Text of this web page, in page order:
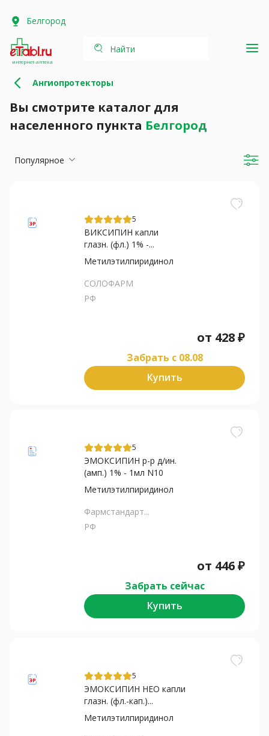
Белгород
интернет-аптека
Найти
Ангиопротекторы
Вы смотрите каталог для
населенного пункта Белгород
Популярное
5
ВИКСИПИН капли
глазн. (фл.) 1% -...
Метилэтилпиридинол
СОЛОФАРМ
РФ
от 428₽
Забрать c 08.08
Купить
5
ЭМОКСИПИН р-р д/ин.
(амп.) 1% - 1мл N10
Метилэтилпиридинол
Фармстандарт...
РФ
от 446₽
Забрать сейчас
Купить
5
ЭМОКСИПИН НЕО капли
глазн. (фл.-кап.)...
Метилэтилпиридинол